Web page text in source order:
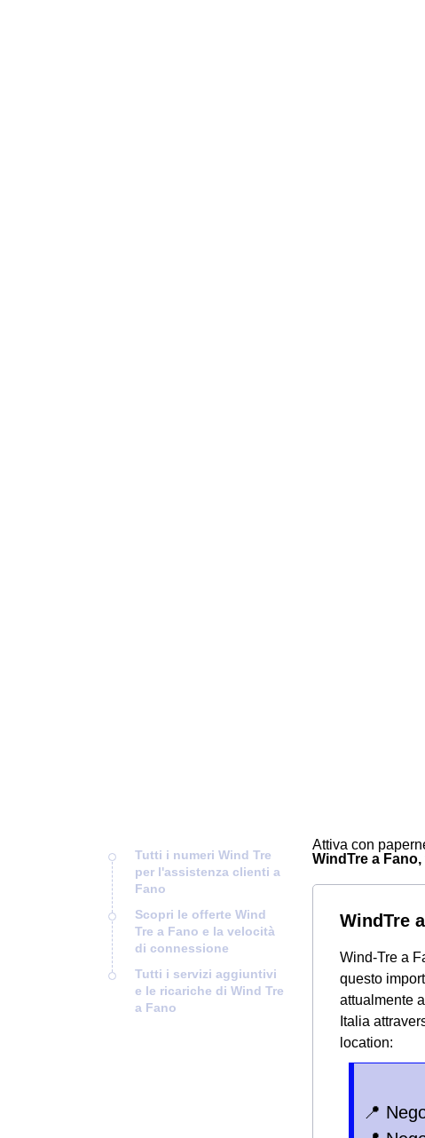
Tutti i numeri Wind Tre
per l'assistenza clienti a
Fano
Scopri le offerte Wind
Tre a Fano e la velocità
di connessione
Tutti i servizi aggiuntivi
e le ricariche di Wind Tre
a Fano
Attiva con
WindTre a
WindTre
Wind-Tre a
questo
attualmente
Italia
location:
📍